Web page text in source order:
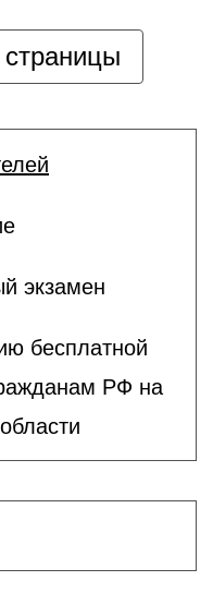
экзамен
бесплатной
РФ на